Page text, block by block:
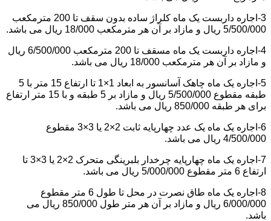
3-اجاره داربست یک ماه کلراژ ساده بدون سقف تا 200 مترمکعب
5/500/000 ریال و مازاد بر آن هر مترمکعب 18/000 ریال می باشد.
4-اجاره داربست یک ماه مسقف تا 200 مترمکعب 6/500/000 ریال
و مازاد بر آن هر مترمکعب 18/000 ریال می باشد.
5-اجاره یک ماه چاهک آسانسور به ابعاد 1×1 تا ارتفاع 15 متر با 5
طبقه مقطوع 5/500/000 ریال و مازاد بر 5 طبقه و با 15 متر ارتفاع
برای هر طبقه 850/000 ریال می باشد.
6-اجاره یک ماه یک عدد چهارپایه ثابت 2×2 یا 3×3 مقطوع
4/500/000 ریال می باشد.
7-اجاره یک ماه چهارپایه چرخدار بلبرینگی متحرک 2×2 یا 3×3 تا
ارتفاع 6 متر مقطوع 5/000/000 ریال می باشد.
8-اجاره یک ماه طاق نصرت در محل تا طول 6 متر مقطوع
6/000/000 ریال و مازاد بر آن هر متر طول 850/000 ریال می
باشد.